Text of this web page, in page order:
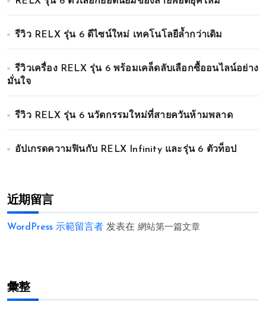
รีวิว RELX รุ่น 6 ดีไซน์ใหม่ เทคโนโลยีล้ำกว่าเดิม
รีวิวเครื่อง RELX รุ่น 6 พร้อมเคล็ดลับเลือกซื้ออนไลน์อย่าง
มั่นใจ
รีวิว RELX รุ่น 6 นวัตกรรมใหม่ที่สายควันห้ามพลาด
อัปเกรดความฟินกับ RELX Infinity และรุ่น 6 ตัวท็อป
近期留言
WordPress 示範留言者 发表在 網站第一篇文章
彙整